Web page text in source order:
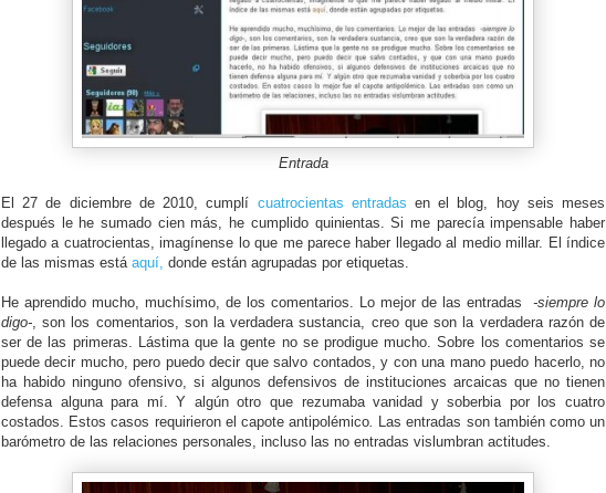
Entrada
El 27 de diciembre de 2010, cumplí cuatrocientas entradas en el blog, hoy seis meses
después le he sumado cien más, he cumplido quinientas. Si me parecía impensable haber
llegado a cuatrocientas, imagínense lo que me parece haber llegado al medio millar. El índice
de las mismas está aquí, donde están agrupadas por etiquetas.
He aprendido mucho, muchísimo, de los comentarios. Lo mejor de las entradas -siempre lo
digo-, son los comentarios, son la verdadera sustancia, creo que son la verdadera razón de
ser de las primeras. Lástima que la gente no se prodigue mucho. Sobre los comentarios se
puede decir mucho, pero puedo decir que salvo contados, y con una mano puedo hacerlo, no
ha habido ninguno ofensivo, si algunos defensivos de instituciones arcaicas que no tienen
defensa alguna para mí. Y algún otro que rezumaba vanidad y soberbia por los cuatro
costados. Estos casos requirieron el capote antipolémico. Las entradas son también como un
barómetro de las relaciones personales, incluso las no entradas vislumbran actitudes.